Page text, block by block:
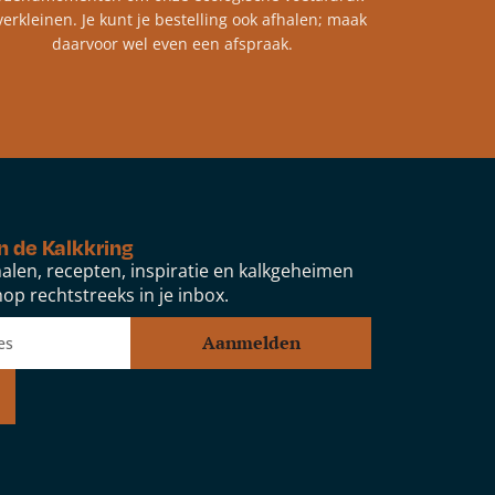
Je kunt je bestelling ook afhalen; maak
daarvoor wel even een afspraak.
de Kalkkring
recepten, inspiratie en kalkgeheimen
rechtstreeks in je inbox.
Aanmelden